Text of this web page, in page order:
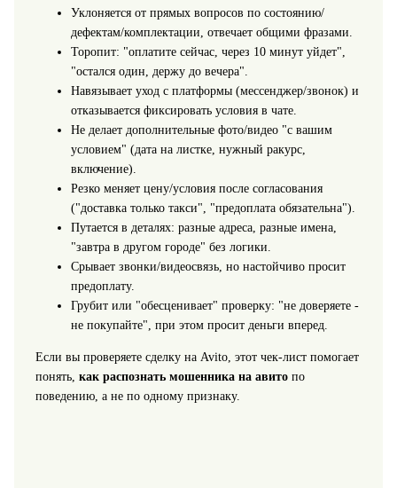
Уклоняется от прямых вопросов по состоянию/
дефектам/комплектации, отвечает общими фразами.
Торопит: "оплатите сейчас, через 10 минут уйдет",
"остался один, держу до вечера".
Навязывает уход с платформы (мессенджер/звонок) и
отказывается фиксировать условия в чате.
Не делает дополнительные фото/видео "с вашим
условием" (дата на листке, нужный ракурс,
включение).
Резко меняет цену/условия после согласования
("доставка только такси", "предоплата обязательна").
Путается в деталях: разные адреса, разные имена,
"завтра в другом городе" без логики.
Срывает звонки/видеосвязь, но настойчиво просит
предоплату.
Грубит или "обесценивает" проверку: "не доверяете -
не покупайте", при этом просит деньги вперед.
Если вы проверяете сделку на Avito, этот чек-лист помогает
понять, как распознать мошенника на авитопо
поведению, а не по одному признаку.